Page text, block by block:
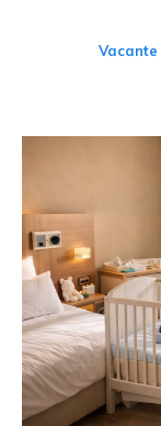
Vacante